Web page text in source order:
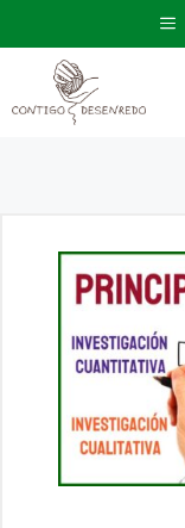
al
contenido